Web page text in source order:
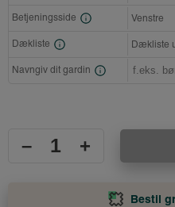
Betjeningsside Venstre
Dækliste Dækliste
Navngiv dit gardin
– +
Bestil